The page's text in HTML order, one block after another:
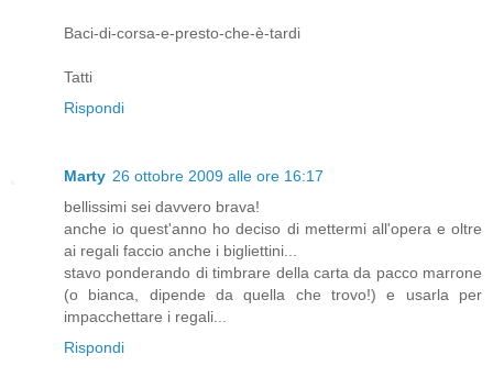
Baci-di-corsa-e-presto-che-è-tardi
Tatti
Rispondi
Marty 26 ottobre 2009 alle ore 16:17
bellissimi sei davvero brava!
anche io quest'anno ho deciso di mettermi all'opera e oltre
ai regali faccio anche i bigliettini...
stavo ponderando di timbrare della carta da pacco marrone
(o bianca, dipende da quella che trovo!) e usarla per
impacchettare i regali...
Rispondi